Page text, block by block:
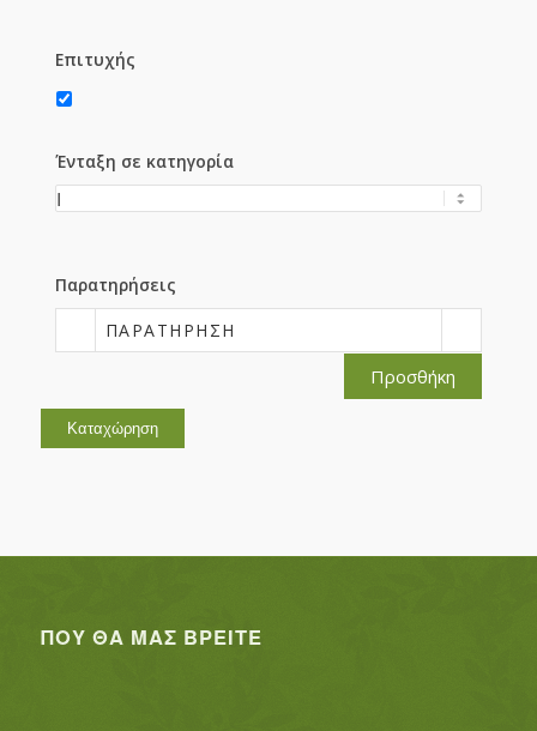
Επιτυχής
Ένταξη σε κατηγορία
Παρατηρήσεις
ΠΑΡΑΤΉΡΗΣΗ
Προσθήκη
ΠΟΥ ΘΑ ΜΑΣ ΒΡΕΊΤΕ